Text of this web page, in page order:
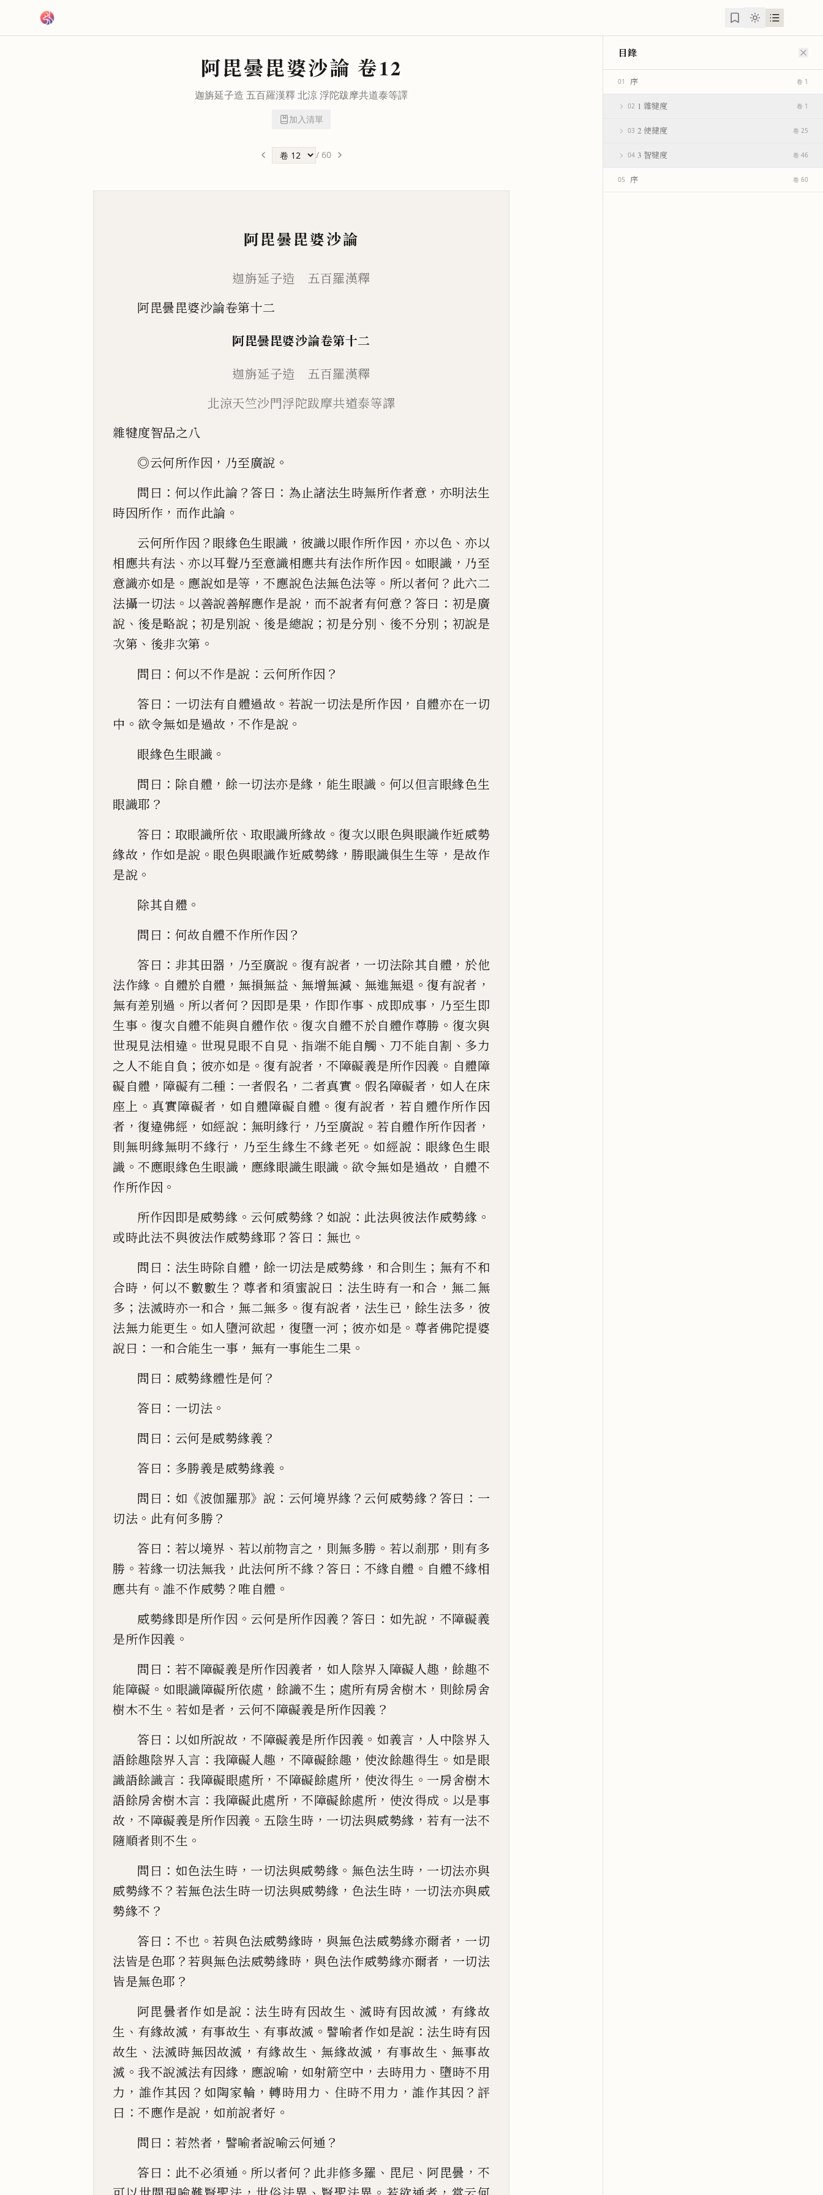
阿毘曇毘婆沙論 卷12
迦旃延子造 五百羅漢釋 北涼浮陀跋摩共道泰等譯
加入清單
/ 60
阿毘曇毘婆沙論
迦旃延子造 五百羅漢釋
阿毘曇毘婆沙論卷第十二
阿毘曇毘婆沙論卷第十二
迦旃延子造 五百羅漢釋
北涼天竺沙門浮陀跋摩共道泰等譯
雜犍度智品之八
◎云何所作因 ， 乃至廣說 。
問曰 ： 何以作此論 ？答曰 ： 為止諸法生時無所作者意 ， 亦明法生
時因所作 ， 而作此論 。
云何所作因 ？ 眼緣色生眼識 ， 彼識以眼作所作因 ， 亦以色 、 亦以
相應共有法 、亦以耳聲乃至意識相應共有法作所作因 。 如眼識 ， 乃至
意識亦如是 。 應說如是等 ，不應說色法無色法等 。 所以者何 ？ 此六二
法攝一切法 。 以善說善解應作是說 ， 而不說者有何意 ？ 答曰 ： 初是廣
說 、 後是略說 ； 初是別說 、 後是總說 ；初是分別 、 後不分別 ； 初說是
次第 、 後非次第 。
問曰 ： 何以不作是說 ： 云何所作因 ？
答曰 ： 一切法有自體過故 。 若說一切法是所作因 ， 自體亦在一切
中 。 欲令無如是過故 ， 不作是說 。
眼緣色生眼識 。
問曰 ： 除自體 ，餘一切法亦是緣 ， 能生眼識 。 何以但言眼緣色生
眼識耶 ？
答曰 ： 取眼識所依 、取眼識所緣故 。復次以眼色與眼識作近威勢
緣故 ， 作如是說 。 眼色與眼識作近威勢緣 ， 勝眼識俱生生等 ， 是故作
是說 。
除其自體 。
問曰 ： 何故自體不作所作因 ？
答曰 ： 非其田器 ， 乃至廣說 。 復有說者 ， 一切法除其自體 ， 於他
法作緣 。 自體於自體 ， 無損無益 、 無增無減 、 無進無退 。復有說者 ，
無有差別過 。 所以者何 ？ 因即是果 ， 作即作事 、 成即成事 ， 乃至生即
生事 。 復次自體不能與自體作依 。復次自體不於自體作尊勝 。 復次與
世現見法相違 。 世現見眼不自見 、 指端不能自觸 、 刀不能自割 、 多力
之人不能自負 ； 彼亦如是 。復有說者 ，不障礙義是所作因義 。 自體障
礙自體 ， 障礙有二種 ： 一者假名 ， 二者真實 。 假名障礙者 ， 如人在床
座上 。 真實障礙者 ， 如自體障礙自體 。 復有說者 ， 若自體作所作因
者 ，復違佛經 ， 如經說 ： 無明緣行 ， 乃至廣說 。若自體作所作因者 ，
則無明緣無明不緣行 ， 乃至生緣生不緣老死 。 如經說 ： 眼緣色生眼
識 。不應眼緣色生眼識 ， 應緣眼識生眼識 。欲令無如是過故 ， 自體不
作所作因 。
所作因即是威勢緣 。 云何威勢緣 ？ 如說 ： 此法與彼法作威勢緣 。
或時此法不與彼法作威勢緣耶 ？答曰 ： 無也 。
問曰 ： 法生時除自體 ， 餘一切法是威勢緣 ， 和合則生 ； 無有不和
合時 ， 何以不數數生 ？ 尊者和須蜜說曰 ： 法生時有一和合 ， 無二無
多 ； 法滅時亦一和合 ， 無二無多 。復有說者 ， 法生已 ， 餘生法多 ， 彼
法無力能更生 。 如人墮河欲起 ， 復墮一河 ； 彼亦如是 。 尊者佛陀提婆
說曰 ： 一和合能生一事 ， 無有一事能生二果 。
問曰 ： 威勢緣體性是何 ？
答曰 ： 一切法 。
問曰 ： 云何是威勢緣義 ？
答曰 ： 多勝義是威勢緣義 。
問曰 ： 如 《波伽羅那》 說 ： 云何境界緣 ？ 云何威勢緣 ？ 答曰 ： 一
切法 。 此有何多勝 ？
答曰 ： 若以境界 、 若以前物言之 ， 則無多勝 。 若以剎那 ， 則有多
勝 。若緣一切法無我 ， 此法何所不緣 ？答曰 ： 不緣自體 。 自體不緣相
應共有 。 誰不作威勢 ？ 唯 自體 。
威勢緣即是所作因 。 云何是所作因義 ？ 答曰 ： 如先說 ， 不障礙義
是所作因義 。
問曰 ： 若不障礙義是所作因義者 ， 如人陰界入障礙人趣 ，餘趣不
能障礙 。 如眼識障礙所依處 ， 餘識不生 ； 處所有房舍樹木 ， 則餘房舍
樹木不生 。 若如是者 ， 云何不障礙義是所作因義 ？
答曰 ： 以如所說故 ，不障礙義是所作因義 。 如義言 ， 人中陰界入
語餘趣陰界入言 ： 我障礙人趣 ， 不障礙餘趣 ， 使汝餘趣得生 。 如是眼
識語餘識言 ： 我障礙眼處所 ， 不障礙餘處所 ， 使汝得生 。 一房舍樹木
語餘房舍樹木言 ： 我障礙此處所 ，不障礙餘處所 ， 使汝得成 。 以是事
故 ，不障礙義是所作因義 。 五陰生時 ， 一切法與威勢緣 ，若有一法不
隨順者則不生 。
問曰 ： 如色法生時 ， 一切法與威勢緣 。 無色法生時 ， 一切法亦與
威勢緣不 ？ 若無色法生時一切法與威勢緣 ， 色法生時 ， 一切法亦與威
勢緣不 ？
答曰 ： 不也 。若與色法威勢緣時 ， 與無色法威勢緣亦爾者 ， 一切
法皆是色耶 ？若與無色法威勢緣時 ， 與色法作威勢緣亦爾者 ， 一切法
皆是無色耶 ？
阿毘曇者作如是說 ： 法生時有因故生 、滅時有因故滅 ， 有緣故
生 、 有緣故滅 ， 有事故生 、 有事故滅 。 譬喻者作如是說 ： 法生時有因
故生 、 法滅時無因故滅 ， 有緣故生 、 無緣故滅 ， 有事故生 、 無事故
滅 。 我不說滅法有因緣 ， 應說喻 ， 如射箭空中 ，去時用力 、 墮時不用
力 ， 誰作其因 ？ 如陶家輪 ，轉時用力 、 住時不用力 ，誰作其因 ？ 評
曰 ： 不應作是說 ， 如前說者好 。
問曰 ： 若然者 ， 譬喻者說喻云何通 ？
答曰 ： 此不必須通 。 所以者何 ？ 此非修多羅 、 毘尼 、 阿毘曇 ， 不
目錄
01 序 卷 1
02 1 雜犍度 卷 1
03 2 使揵度 卷 25
04 3 智犍度 卷 46
05 序 卷 60